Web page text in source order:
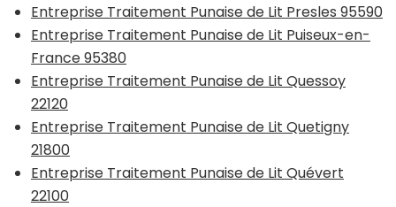
Entreprise Traitement Punaise de Lit Presles 95590
Entreprise Traitement Punaise de Lit Puiseux-en-
France 95380
Entreprise Traitement Punaise de Lit Quessoy
22120
Entreprise Traitement Punaise de Lit Quetigny
21800
Entreprise Traitement Punaise de Lit Quévert
22100